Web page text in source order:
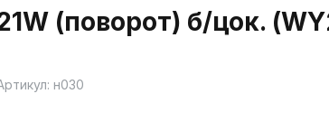
(поворот) б/цок.
н030